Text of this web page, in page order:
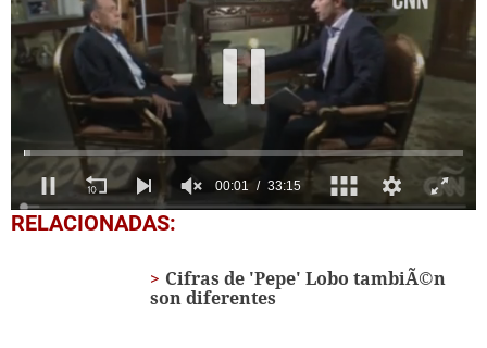
0
seconds
RELACIONADAS:
Cifras de 'Pepe' Lobo tambiÃ©n
son diferentes